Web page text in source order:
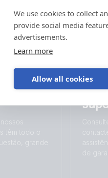
We use cookies to collect
provide social media
advertisements.
Learn more
Allow all cookies
têm todo o
grande
de